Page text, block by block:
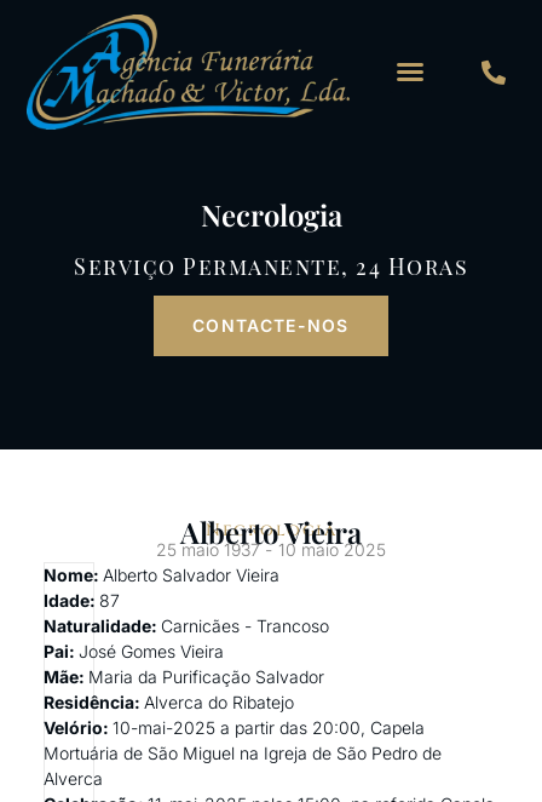
content
Necrologia
Serviço Permanente, 24 Horas
CONTACTE-NOS
Necrologia
Alberto Vieira
25 maio 1937 - 10 maio 2025
Nome: Alberto Salvador Vieira
Idade: 87
Naturalidade: Carnicães - Trancoso
Pai: José Gomes Vieira
Mãe: Maria da Purificação Salvador
Residência: Alverca do Ribatejo
Velório: 10-mai-2025 a partir das 20:00, Capela
Mortuária de São Miguel na Igreja de São Pedro de
Alverca